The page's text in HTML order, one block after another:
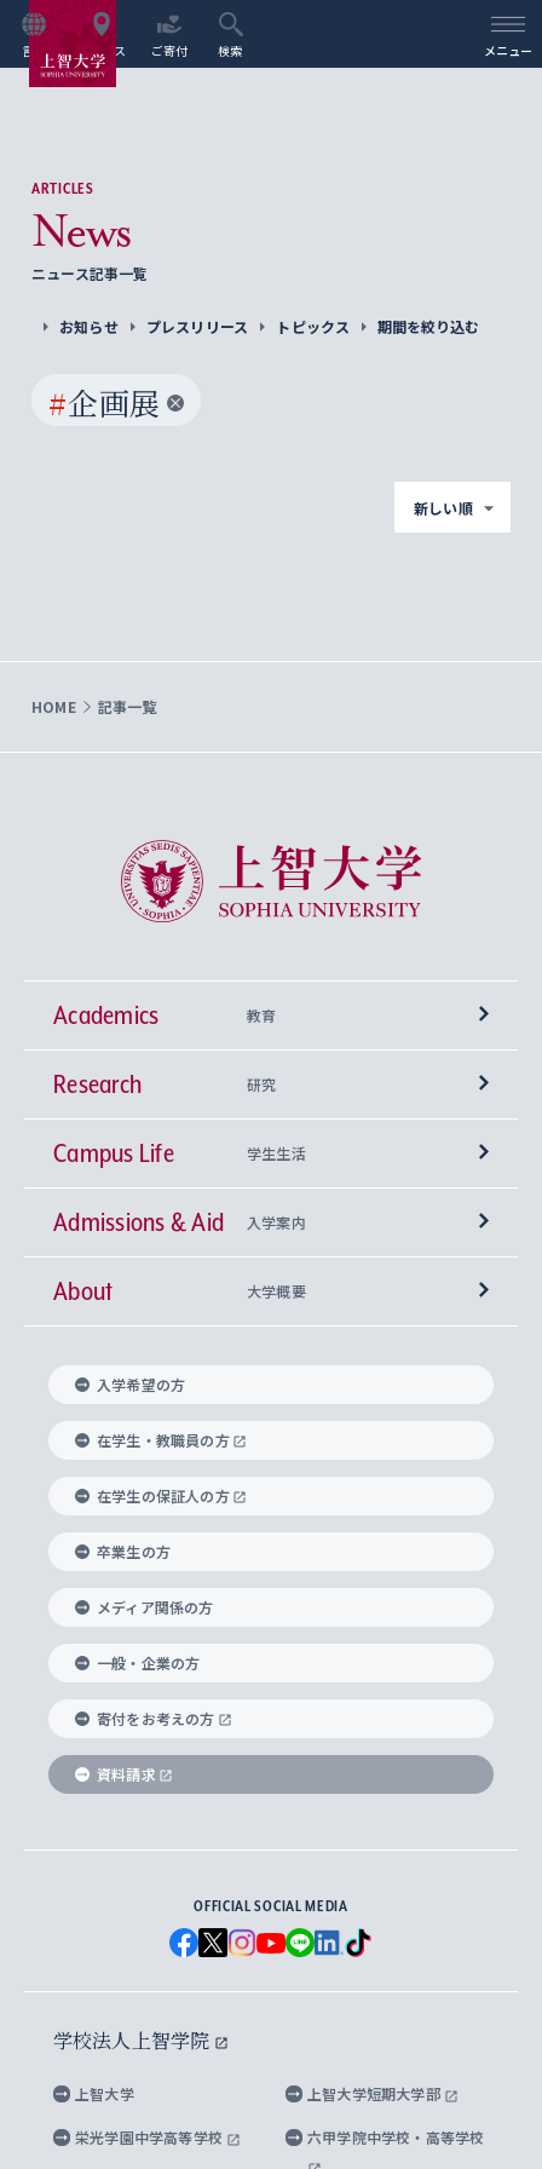
言語 アクセス ご寄付 検索 メニュー
ARTICLES
News
ニュース記事一覧
お知らせ プレスリリース トピックス 期間を絞り込む
#企画展
新しい順
HOME 記事一覧
上智大学 Sophia University
Academics 教育
学部
神学部
文学部
総合人間科学部
経済学部
外国語学部
総合グローバル学部
国際教養学部
理工学部
Futures） – 持続可能な未来を考える６学科連携
興味から学科を探す
上智大学の全学共通教育
基盤教育センター
キリスト教人間学
身体知
思考と表現
データサイエンス
上智大学の語学教育
言語教育研究センター
上智大学のグローバル教育
グローバル教育センター
上智大学で学ぶ
海外で学ぶ
学びのサポート
大学院
神学研究科
実践宗教学研究科
総合人間科学研究科
経済学研究科
グローバル・スタディーズ研究科
助産学専攻科
生涯学習
Research 研究
研究所 等
キリスト教文化研究所
中世思想研究所
国際言語情報研究所
グローバル・コンサーン研究所
比較文化研究所
ヨーロッパ研究所
アジア文化研究所
アメリカ・カナダ研究所
メディア・ジャーナリズム研究所
水稀少社会研究センター
先進機械・構造材料イノベーションセンター
Sophia Open Research Weeks (SORW)
産官学連携
知的財産
研究支援制度
重点領域研究・自由課題研究
研究活動に関する法令・研究費の使用について
Campus Life 学生生活
学期区分と授業時間割
課外活動
課外教育プログラム
ボランティア活動
グローバルな学びのコミュニティ
学生の相談窓口
心身の健康相談
ハラスメント防止の取り組み
障がいのある学生への支援
キャリア形成サポート
キャリア形成支援プログラム
就職（内定先）・進路統計
企業の採用ご担当者様へのご案内
住まいのサポート
Admissions & Aid 入学案内
上智大学で取得できる学位
入れの方針）
科目等履修生
研究生・外国人特別研究生・国費留学生
交換留学生(海外大学から上智大学で学ぶ)
ノンディグリー生
Sophia Short-term Program受講生
学費・奨学金
学部入学前に出願する奨学金
国による高等教育の修学支援新制度
大学院生対象の奨学金
海外留学する際の費用と奨学金
About 大学概要
理事長・学長メッセージ
学長・副学長紹介
上智大学の精神
上智大学の理念
上智大学の沿革
ソフィア・アーカイブズ
上智大学とカトリック
グローバルエンゲージメント
上智大学を訪れた世界の知性
国連Weeks・アフリカWeeks
ダイバーシティ＆サステナビリティへの取り組み
上智大学公式ソーシャルメディア
学校法人上智学院について
数字で見る上智大学
上智大学のネットワーク
父母・保証人とのネットワーク
学外とのネットワーク
上智大学の出版物
上智大学大学案内・大学院案内
英文広報誌 SOPHIA magazine
上智大学のビジュアル・アイデンティティ
上智大学ビジュアル・アイデンティティ
上智大学校歌 ・上智大学学生歌
上智大学への取材・キャンパスでの撮影について
上智大学の公開情報
上智大学の教育研究活動等の情報公表
キャンパス案内
入学希望の方
在学生・教職員の方
在学生の保証人の方
卒業生の方
メディア関係の方
一般・企業の方
寄付をお考えの方
資料請求
OFFICIAL SOCIAL MEDIA
学校法人上智学院
上智大学 上智大学短期大学部
栄光学園中学高等学校 六甲学院中学校・高等学校